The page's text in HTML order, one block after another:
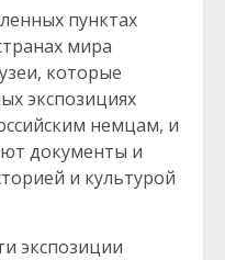
пунктах
мира
которые
экспозициях
немцам, и
документы и
и культурой
экспозиции